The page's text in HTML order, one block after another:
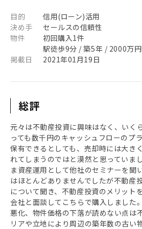
目的
信用(ローン)活用
決め手
セールスの信頼性
物件
初回購入1件
駅徒歩9分 / 築5年 / 2000万
掲載日
2021年01月19日
総評
元々は不動産投資に興味はなく、いく
っても数千円のキャッシュフローのプ
保有できるとしても、売却時には大き
れてしまうのではと漠然と思っていま
ま資産運用として他社のセミナーを聞
はほとんどありませんでしたが不動産
について聞き、不動産投資のメリット
会社と面談してこちらで購入しました
悪化、物件価格の下落が読めない点は
リアや立地により周辺の築年数の古い